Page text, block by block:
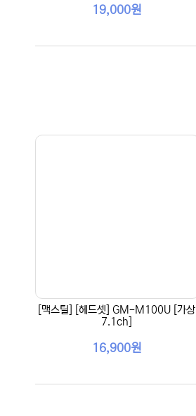
19,000원
[맥스틸] [헤드셋] GM-M100U [가상
7.1ch]
16,900원